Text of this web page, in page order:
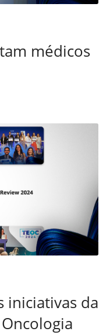
médicos
iniciativas da